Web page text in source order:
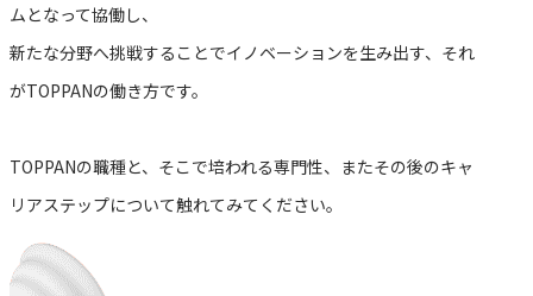
ムとなって協働し、
新たな分野へ挑戦することでイノベーションを生み出す、それ
がTOPPANの働き方です。
TOPPANの職種と、そこで培われる専門性、またその後のキャ
リアステップについて触れてみてください。